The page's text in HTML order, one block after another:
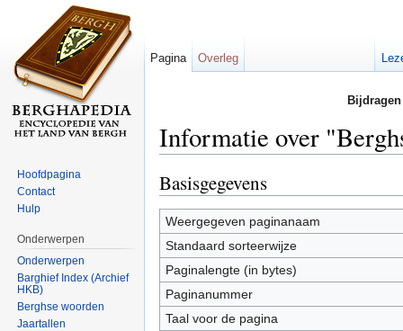
Informatie over
Basisgegevens
Weergegeven paginanaam
Standaard sorteerwijze
Paginalengte (in bytes)
Paginanummer
Taal voor de pagina
Pagina Overleg
Hoofdpagina
Contact
Hulp
Onderwerpen
Onderwerpen
Barghief Index (Archief
HKB)
Berghse woorden
Jaartallen